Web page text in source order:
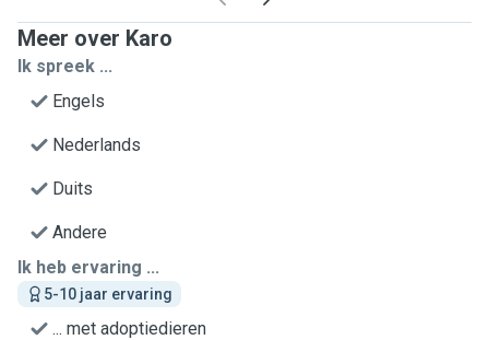
Meer over Karo
Ik spreek ...
Engels
Nederlands
Duits
Andere
Ik heb ervaring ...
5-10 jaar ervaring
... met adoptiedieren